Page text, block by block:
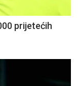
prijetećih